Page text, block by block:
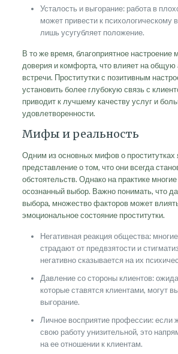
Усталость и выгорание: работа в
может привести к психологическому
лишь усугубляет положение.
В то же время, благоприятное настроение
доверия и комфорта, что влияет на
встречи. Проститутки с позитивным
установить более глубокую связь с
приводит к лучшему качеству услуг и
удовлетворенности.
Мифы и реальность
Одним из основных мифов о проститутках
представление о том, что они всегда
обстоятельств. Однако на практике
осознанный выбор. Важно понимать, что
выбора, множество факторов может
эмоциональное состояние проститутки.
Негативная реакция общества:
страдают от предвзятости и
негативно сказывается на их
Давление со стороны клиентов:
которые ставятся клиентами, могут
выгорание.
Личное восприятие профессии: если
свою работу унизительной, это
на ее отношении к клиентам.